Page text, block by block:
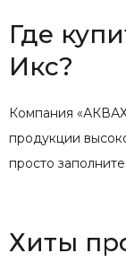
Где
Икс?
Компания
продукции
просто
Хиты